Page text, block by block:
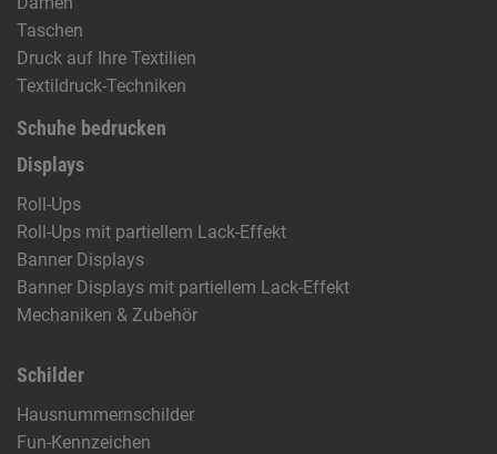
Taschen
Druck auf Ihre Textilien
Textildruck-Techniken
Schuhe bedrucken
Displays
Roll-Ups
Roll-Ups mit partiellem Lack-Effekt
Banner Displays
Banner Displays mit partiellem Lack-Effekt
Mechaniken & Zubehör
Schilder
Hausnummernschilder
Fun-Kennzeichen